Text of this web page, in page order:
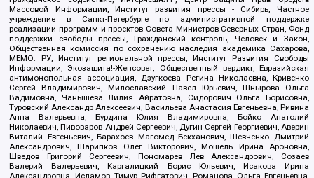
Массовой Информации, Институт развития прессы - Сибирь, Частное
учреждение в Санкт-Петербурге по административной поддержке
реализации программ и проектов Совета Министров Северных Стран, Фонд
поддержки свободы прессы, Гражданский контроль, Человек и Закон,
Общественная комиссия по сохранению наследия академика Сахарова,
МЕМО. РУ, Институт региональной прессы, Институт Развития Свободы
Информации, Экозащита!-Женсовет, Общественный вердикт, Евразийская
антимонопольная ассоциация, Дзугкоева Регина Николаевна, Кривенко
Сергей Владимирович, Милославский Павел Юрьевич, Шнырова Ольга
Вадимовна, Чанышева Лилия Айратовна, Сидорович Ольга Борисовна,
Туровский Александр Алексеевич, Васильева Анастасия Евгеньевна, Ривина
Анна Валерьевна, Бурдина Юлия Владимировна, Бойко Анатолий
Николаевич, Пивоваров Андрей Сергеевич, Дугин Сергей Георгиевич, Аверин
Виталий Евгеньевич, Барахоев Магомед Бекханович, Шевченко Дмитрий
Александрович, Шарипков Олег Викторович, Мошель Ирина Ароновна,
Шведов Григорий Сергеевич, Пономарев Лев Александрович, Созаев
Валерий Валерьевич, Каргалицкий Борис Юльевич, Исакова Ирина
Александровна, Исламов Тимур Рифгатович, Романова Ольга Евгеньевна,